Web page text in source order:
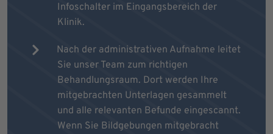
Infoschalter im Eingangsbereich der
Klinik.
Nach der administrativen Aufnahme leitet
Sie unser Team zum richtigen
Behandlungsraum. Dort werden Ihre
mitgebrachten Unterlagen gesammelt
und alle relevanten Befunde eingescannt.
Wenn Sie Bildgebungen mitgebracht